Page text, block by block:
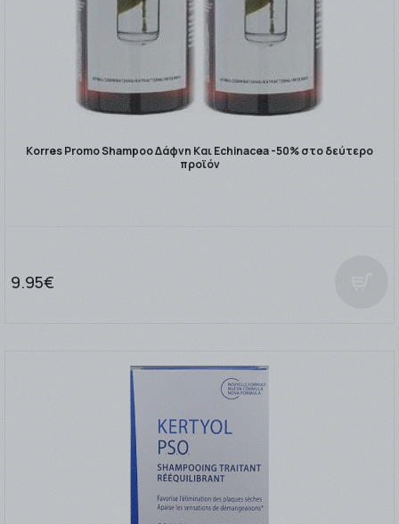
Korres Promo Shampoo Δάφνη Και Echinacea -50% στο δεύτερο
προϊόν
9.95€